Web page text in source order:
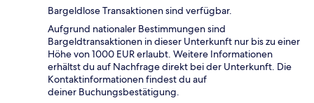
Bargeldlose Transaktionen sind verfügbar.
Aufgrund nationaler Bestimmungen sind
Bargeldtransaktionen in dieser Unterkunft nur bis zu einer
Höhe von 1000 EUR erlaubt. Weitere Informationen
erhältst du auf Nachfrage direkt bei der Unterkunft. Die
Kontaktinformationen findest du auf
deiner Buchungsbestätigung.